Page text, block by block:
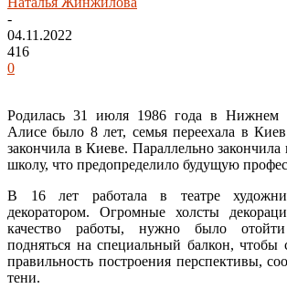
-
04.11.2022
416
0
Родилась 31 июля 1986 года в Нижнем
Алисе было 8 лет, семья переехала в
закончила в Киеве. Параллельно
школу, что предопределило будущую
В 16 лет работала в театре
декоратором. Огромные холсты
качество работы, нужно было
подняться на специальный балкон, чтобы
правильность построения перспективы,
тени.